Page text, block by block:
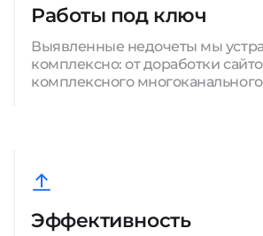
Работы под ключ
Выявленные недочеты мы
комплексно: от доработки
комплексного
Эффективность